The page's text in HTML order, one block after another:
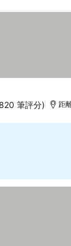
筆評分) 距